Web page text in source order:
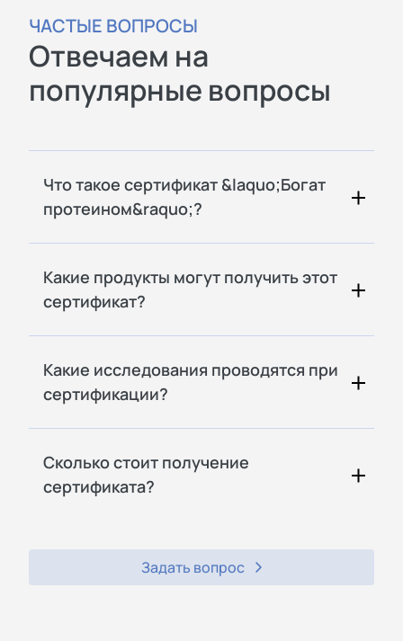
ЧАСТЫЕ ВОПРОСЫ
Отвечаем на
популярные вопросы
Что такое сертификат &laquo;Богат
протеином&raquo;?
Какие продукты могут получить этот
сертификат?
Какие исследования проводятся при
сертификации?
Сколько стоит получение
сертификата?
Задать вопрос